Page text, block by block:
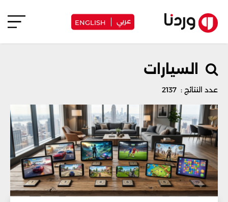
عربي ENGLISH
السيارات
عدد النتائج : 2137